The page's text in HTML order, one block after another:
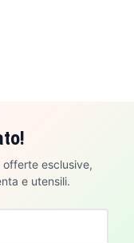
esclusive,
e utensili.